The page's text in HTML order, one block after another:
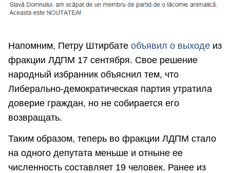
Напомним, Петру Штирбате объявил о выходе из
фракции ЛДПМ 17 сентября. Свое решение
народный избранник объяснил тем, что
Либерально-демократическая партия утратила
доверие граждан, но не собирается его
возвращать.
Таким образом, теперь во фракции ЛДПМ стало
на одного депутата меньше и отныне ее
численность составляет 19 человек. Ранее из